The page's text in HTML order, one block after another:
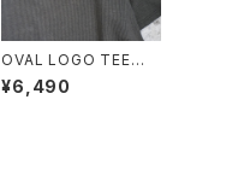
OVAL LOGO TEE
"M"
¥6,490